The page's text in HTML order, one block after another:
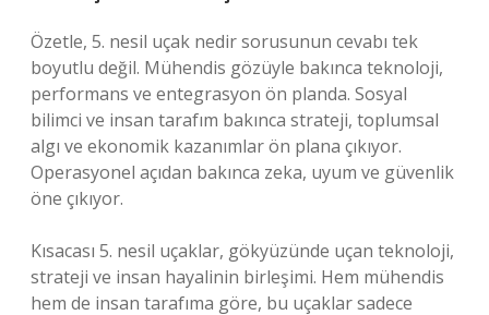
Özetle, 5. nesil uçak nedir sorusunun cevabı tek
boyutlu değil. Mühendis gözüyle bakınca teknoloji,
performans ve entegrasyon ön planda. Sosyal
bilimci ve insan tarafım bakınca strateji, toplumsal
algı ve ekonomik kazanımlar ön plana çıkıyor.
Operasyonel açıdan bakınca zeka, uyum ve güvenlik
öne çıkıyor.
Kısacası 5. nesil uçaklar, gökyüzünde uçan teknoloji,
strateji ve insan hayalinin birleşimi. Hem mühendis
hem de insan tarafıma göre, bu uçaklar sadece